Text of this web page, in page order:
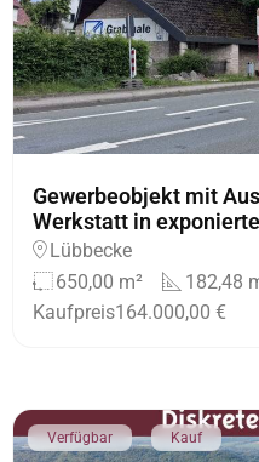
Gewerbeobjekt mit
Werkstatt in
Lübbecke
650,00 m²
182,48
Kaufpreis164.000,00 €
Verfügbar Kauf